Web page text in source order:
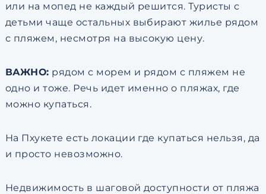
или на мопед не каждый решится. Туристы с
детьми чаще остальных выбирают жилье рядом
с пляжем, несмотря на высокую цену.
ВАЖНО: рядом с морем и рядом с пляжем не
одно и тоже. Речь идет именно о пляжах, где
можно купаться.
На Пхукете есть локации где купаться нельзя, да
и просто невозможно.
Недвижимость в шаговой доступности от пляжа